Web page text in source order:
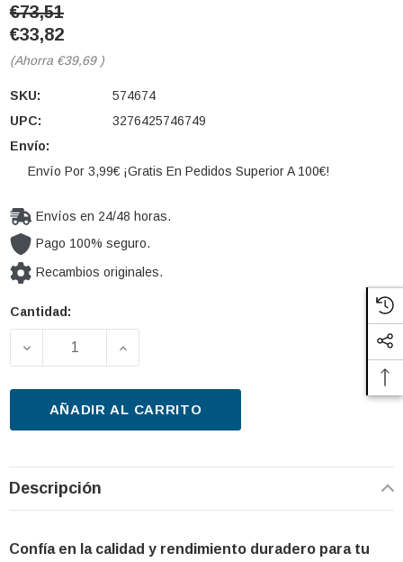
€73,51
€33,82
(Ahorra €39,69 )
SKU:
574674
UPC:
3276425746749
Envío:
Envío Por 3,99€ ¡Gratis En Pedidos Superior A 100€!
Envíos en 24/48 horas.
Pago 100% seguro.
Recambios originales.
Cantidad
Cantidad:
DISMINUIR LA CANTIDAD DE LIMPIAPARABRISAS
AUMENTAR LA CANTIDAD DE
AÑADIR AL CARRITO
Descripción
Confía en la calidad y rendimiento duradero para tu